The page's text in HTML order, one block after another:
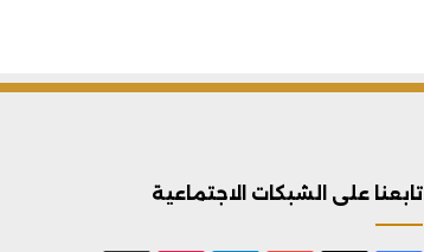
تابعنا على الشبكات الاجتماعية